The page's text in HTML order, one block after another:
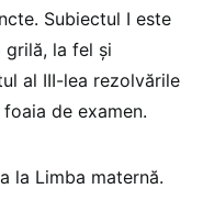
Subiectul I este
la fel și
al III-lea rezolvările
de examen.
la Limba maternă.